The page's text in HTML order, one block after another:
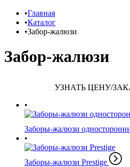
Главная
Каталог
Забор-жалюзи
Забор-жалюзи
УЗНАТЬ ЦЕНУ/
Заборы-жалюзи
Заборы-жалюзи Prestige